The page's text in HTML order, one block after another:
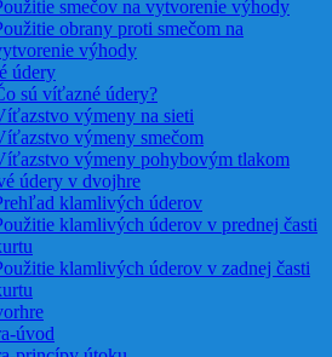
smečov na vytvorenie výhody
obrany proti smečom na
výhody
údery
sú víťazné údery?
výmeny na sieti
výmeny smečom
výmeny pohybovým tlakom
údery v dvojhre
klamlivých úderov
klamlivých úderov v prednej časti
klamlivých úderov v zadnej časti
úvod